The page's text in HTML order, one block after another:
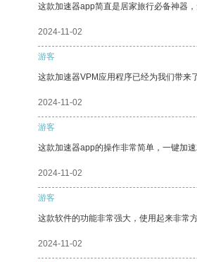
这款加速器app简直是居家旅行必备神器
2024-11-02
游客
这款加速器VPM应用程序已经为我们带来
2024-11-02
游客
这款加速器app的操作非常简单，一键加速
2024-11-02
游客
这款软件的功能非常强大，使用起来非常方
2024-11-02